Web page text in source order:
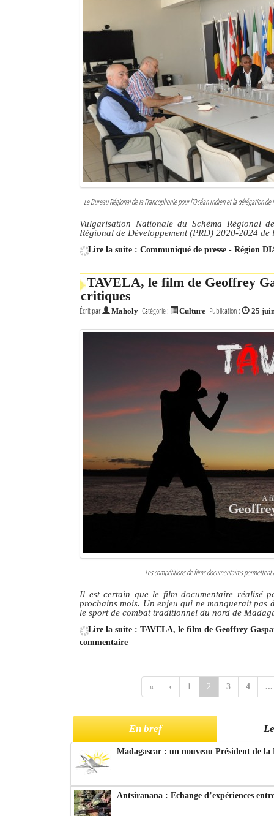
Le Bureau Régional de la Francophonie pour l’Océan Indien et la délégation
Vulgarisation Nationale du Schéma Régional
Régional de Développement (PRD) 2020-2024 de
Lire la suite : Communiqué de presse - Région
TAVELA, le film de Geoffrey
critiques
Écrit par Maholy Catégorie : Culture Publication : 25
Les compétitions de films documentaires permettent
Il est certain que le film documentaire réalisé
prochains mois. Un enjeu qui ne manquerait pas
le sport de combat traditionnel du nord de
Lire la suite : TAVELA, le film de Geoffrey
commentaire
« ‹ 1 2 3 4 ...
En bref
Madagascar : un nouveau Président de
Antsiranana : Echange d’expériences